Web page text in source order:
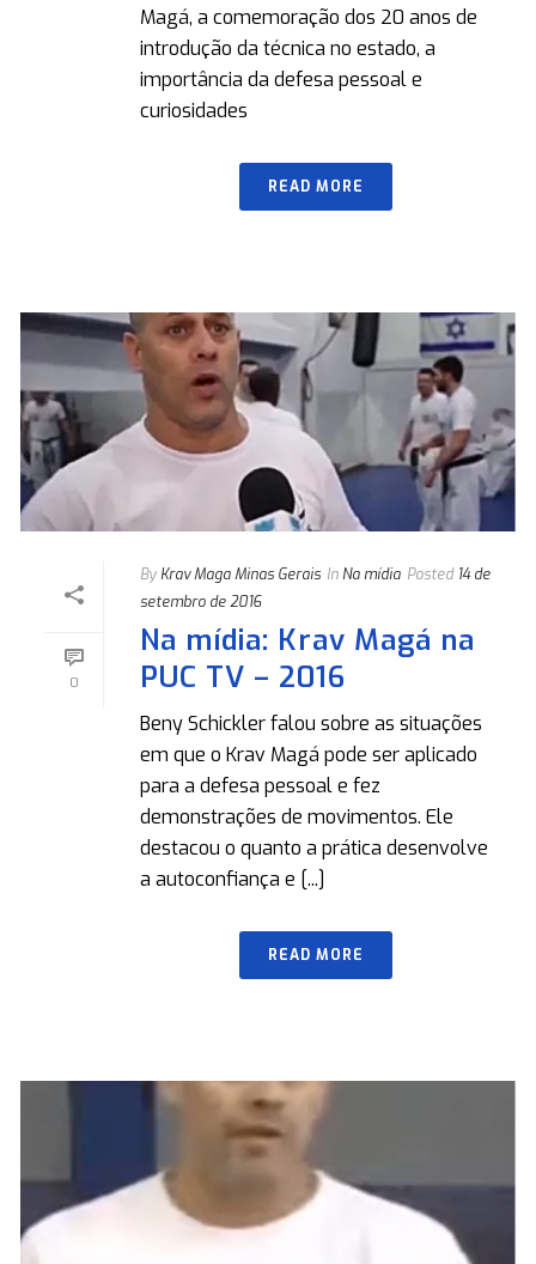
Magá, a comemoração dos 20 anos de
introdução da técnica no estado, a
importância da defesa pessoal e
curiosidades
READ MORE
0
By Krav Maga Minas Gerais In Na mídia Posted 14 de
setembro de 2016
Na mídia: Krav Magá na
PUC TV – 2016
Beny Schickler falou sobre as situações
em que o Krav Magá pode ser aplicado
para a defesa pessoal e fez
demonstrações de movimentos. Ele
destacou o quanto a prática desenvolve
a autoconfiança e [...]
READ MORE